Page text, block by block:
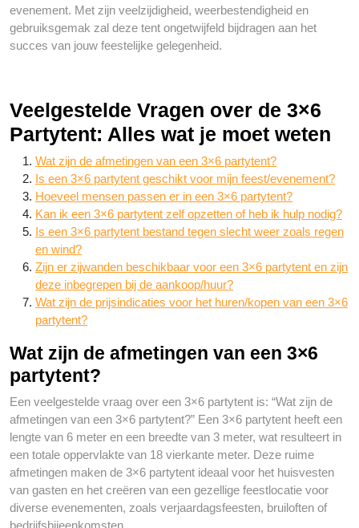
evenement. Met zijn veelzijdigheid, weerbestendigheid en
gebruiksgemak zal deze tent ongetwijfeld bijdragen aan het
succes van jouw feestelijke gelegenheid.
Veelgestelde Vragen over de 3×6
Partytent: Alles wat je moet weten
Wat zijn de afmetingen van een 3×6 partytent?
Is een 3×6 partytent geschikt voor mijn feest/evenement?
Hoeveel mensen passen er in een 3×6 partytent?
Kan ik een 3×6 partytent zelf opzetten of heb ik hulp nodig?
Is een 3×6 partytent bestand tegen slecht weer zoals regen
en wind?
Zijn er zijwanden beschikbaar voor een 3×6 partytent en zijn
deze inbegrepen bij de aankoop/huur?
Wat zijn de prijsindicaties voor het huren/kopen van een 3×6
partytent?
Wat zijn de afmetingen van een 3×6
partytent?
Een veelgestelde vraag over een 3×6 partytent is: “Wat zijn de
afmetingen van een 3×6 partytent?” Een 3×6 partytent heeft een
lengte van 6 meter en een breedte van 3 meter, wat resulteert in
een totale oppervlakte van 18 vierkante meter. Deze ruime
afmetingen maken de 3×6 partytent ideaal voor het huisvesten
van gasten en het creëren van een gezellige feestlocatie voor
diverse evenementen, zoals verjaardagsfeesten, bruiloften of
bedrijfsbijeenkomsten.